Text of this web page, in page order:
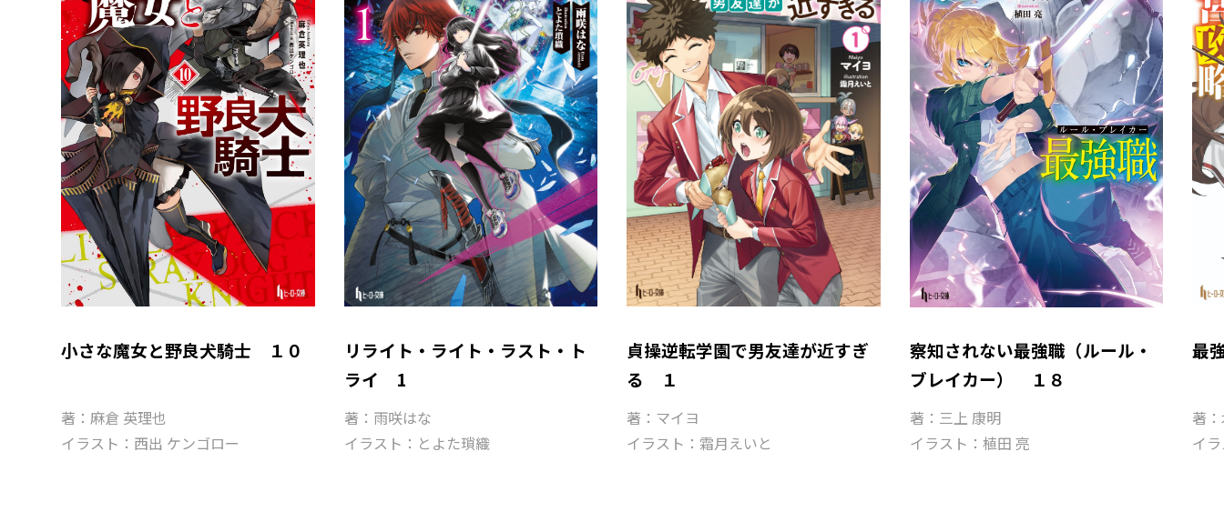
小さな魔女と野良犬騎士 １０
著：麻倉 英理也
イラスト：西出 ケンゴロー
リライト・ライト・ラスト・ト
ライ 1
著：雨咲はな
イラスト：とよた瑣織
貞操逆転学園で男友達が近すぎ
る １
著：マイヨ
イラスト：霜月えいと
察知されない最強職（ルール・
ブレイカー） １８
著：三上 康明
イラスト：植田 亮
最
著
イ